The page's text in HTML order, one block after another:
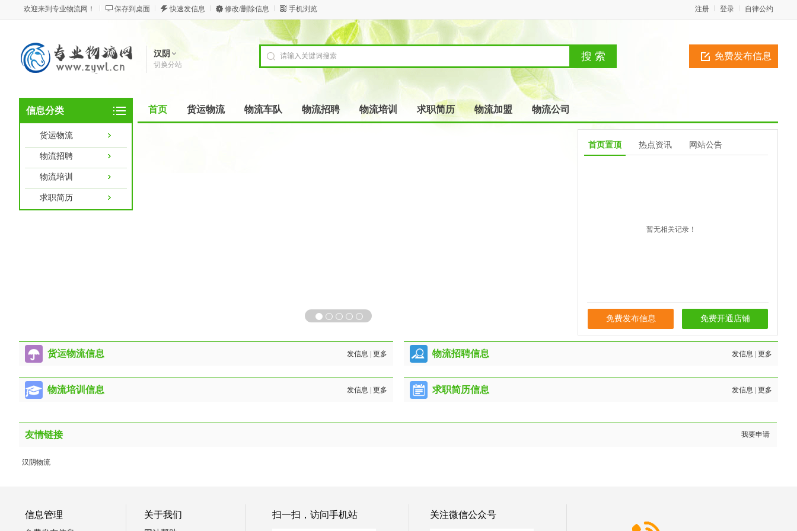
欢迎来到专业物流网！ 保存到桌面 快速发信息 修改/删除信息 手机浏览 自律公约
登录
注册
汉阴
切换分站
免费发布信息
信息分类
货运物流
物流招聘
物流培训
求职简历
首页 货运物流 物流车队 物流招聘 物流培训 求职简历 物流加盟 物流公司
首页置顶 热点资讯 网站公告
暂无相关记录！
免费发布信息 免费开通店铺
货运物流信息 发信息 更多 物流招聘信息 发信息 更多
物流培训信息 发信息 更多 求职简历信息 发信息 更多
友情链接 我要申请
汉阴物流
信息管理 关于我们 扫一扫，访问手机站 关注微信公众号